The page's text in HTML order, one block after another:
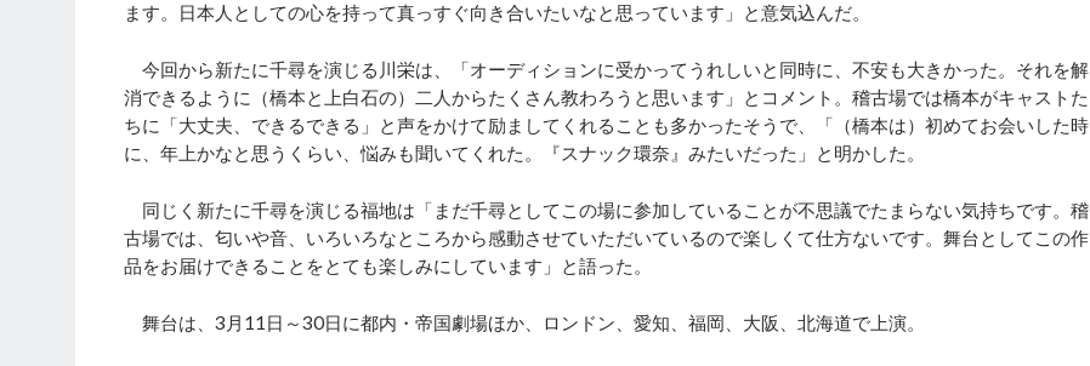
ます。日本人としての心を持って真っすぐ向き合いたいなと思っています」と意気込んだ。
今回から新たに千尋を演じる川栄は、「オーディションに受かってうれしいと同時に、不安も大きかった。それを解
消できるように（橋本と上白石の）二人からたくさん教わろうと思います」とコメント。稽古場では橋本がキャストた
ちに「大丈夫、できるできる」と声をかけて励ましてくれることも多かったそうで、「（橋本は）初めてお会いした時
に、年上かなと思うくらい、悩みも聞いてくれた。『スナック環奈』みたいだった」と明かした。
同じく新たに千尋を演じる福地は「まだ千尋としてこの場に参加していることが不思議でたまらない気持ちです。稽
古場では、匂いや音、いろいろなところから感動させていただいているので楽しくて仕方ないです。舞台としてこの作
品をお届けできることをとても楽しみにしています」と語った。
舞台は、3月11日～30日に都内・帝国劇場ほか、ロンドン、愛知、福岡、大阪、北海道で上演。